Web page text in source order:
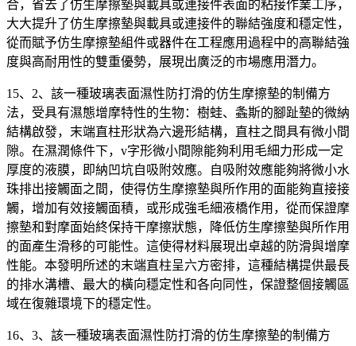
合，省去了仿生摩擦墊與載具或連接件表面的粘接作業工序，
大大提升了仿生摩擦墊與載具或連接件的聯結強度和穩定性，
從而賦予仿生摩擦墊組件或器件在工程應用過程中的高聯結強
度與高耐用性的雙重優勢，展現出廣泛的市場應用潛力。
15、2、該一種玻璃表面濕性防打滑的仿生摩擦墊的制備方
法，受具有濕態增摩特性的生物：樹蛙、螽斯的腳趾墊的微納
結構啟發，末端直柱形狀為六邊形結構，直柱之間具有微小間
隙。在濕潤條件下，v字形微小間隙能夠利用毛細力形成一定
厚度的液膜，即納凹坑自吸附效應。自吸附效應能夠將微小水
珠排出接觸面之間，使得仿生摩擦墊與所作用的面能夠直接接
觸，增加有效接觸面積，或形成強毛細液橋作用，從而保證摩
擦墊和對摩面始終保持干摩擦狀態，降低仿生摩擦墊與所作用
的面產生滑移的可能性。這使得材料展現出卓越的防滑與增摩
性能。本發明所述的末端直柱呈六方密排，這種結構提供最長
的排水溝槽、最大的橫向穩定性和各向同性，保證整個接觸區
域在復雜環境下的穩定性。
16、3、該一種玻璃表面濕性防打滑的仿生摩擦墊的制備方